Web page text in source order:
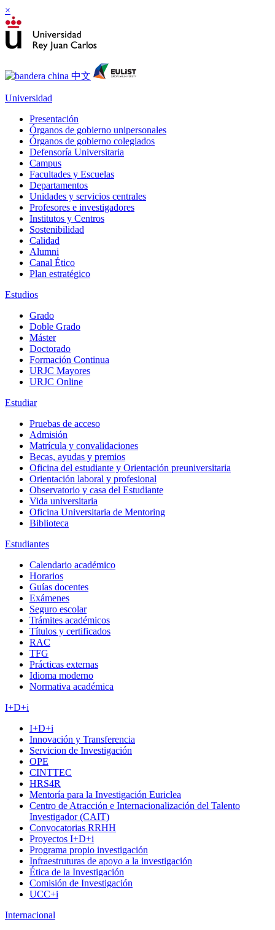
×
Universidad
Presentación
Órganos de gobierno unipersonales
Órganos de gobierno colegiados
Defensoría Universitaria
Campus
Facultades y Escuelas
Departamentos
Unidades y servicios centrales
Profesores e investigadores
Institutos y Centros
Sostenibilidad
Calidad
Alumni
Canal Ético
Plan estratégico
Estudios
Grado
Doble Grado
Máster
Doctorado
Formación Continua
URJC Mayores
URJC Online
Estudiar
Pruebas de acceso
Admisión
Matrícula y convalidaciones
Becas, ayudas y premios
Oficina del estudiante y Orientación preuniversitaria
Orientación laboral y profesional
Observatorio y casa del Estudiante
Vida universitaria
Oficina Universitaria de Mentoring
Biblioteca
Estudiantes
Calendario académico
Horarios
Guías docentes
Exámenes
Seguro escolar
Trámites académicos
Títulos y certificados
RAC
TFG
Prácticas externas
Idioma moderno
Normativa académica
I+D+i
I+D+i
Innovación y Transferencia
Servicion de Investigación
OPE
CINTTEC
HRS4R
Mentoría para la Investigación Euriclea
Centro de Atracción e Internacionalización del Talento
Investigador (CAIT)
Convocatorias RRHH
Proyectos I+D+i
Programa propio investigación
Infraestruturas de apoyo a la investigación
Ética de la Investigación
Comisión de Investigación
UCC+i
Internacional